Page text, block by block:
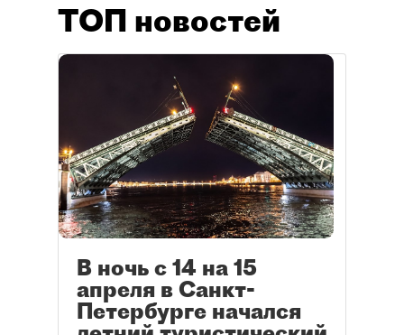
ТОП новостей
В ночь с 14 на 15
апреля в Санкт-
Петербурге начался